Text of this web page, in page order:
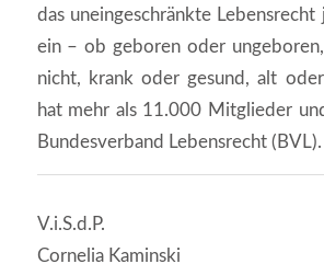
das uneingeschränkte Lebensrecht
ein – ob geboren oder
nicht, krank oder gesund, alt
hat mehr als 11.000 Mitglieder
Bundesverband Lebensrecht (BVL).
V.i.S.d.P.
Cornelia Kaminski